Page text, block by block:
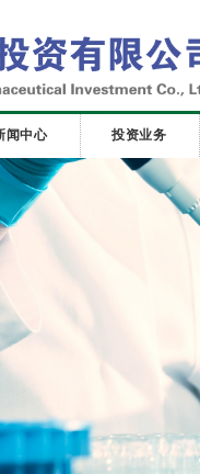
闻中心 投资业务